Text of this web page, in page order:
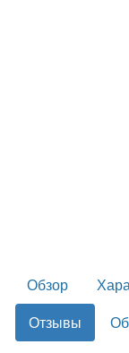
Обзор
Отзывы